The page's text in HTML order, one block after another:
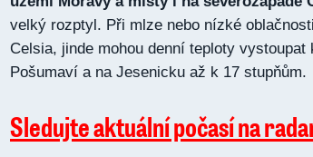
velký rozptyl. Při mlze nebo nízké
Celsia, jinde mohou denní teploty vystoupat
Pošumaví a na Jesenicku až k 17 stupňům.
Sledujte aktuální počasí na